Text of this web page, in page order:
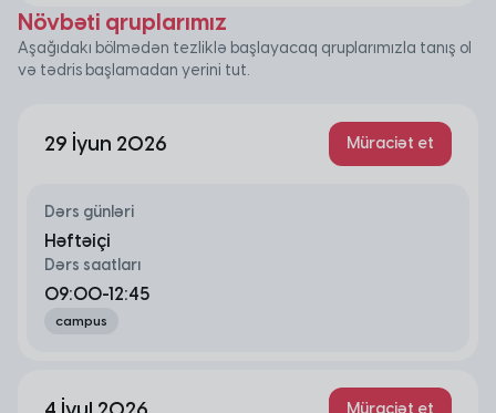
formalaşdırılması texnikalarına sahib olacaqsan.
analitik fəaliyyəti peşəkar səviyyəyə çatdıracaq, R
proqramlaşdırma dilini, məlumat təhlili üçün tətbiq
edilən metodologiyanı, məlumat vizualizasiyasını,
interpretasiyası mövzularını öyrənəcəksən.
Növbəti qruplarımız
Aşağıdakı bölmədən tezliklə başlayacaq qruplarımızla tanış ol
və tədris başlamadan yerini tut.
29 İyun 2026 Müraciət et
Dərs günləri
Həftəiçi
Dərs saatları
09:00-12:45
campus
Müraciət et